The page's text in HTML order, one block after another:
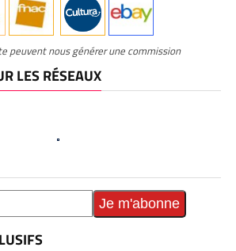
peuvent nous générer une commission
LES RÉSEAUX